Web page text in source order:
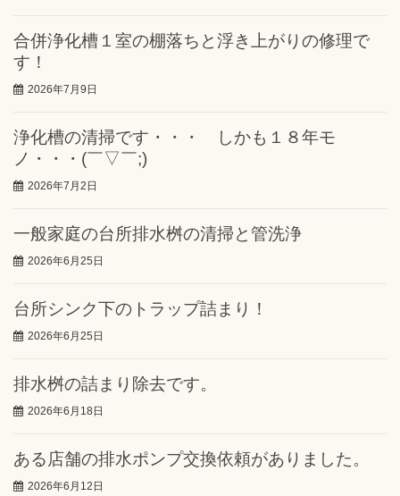
合併浄化槽１室の棚落ちと浮き上がりの修理で
す！
2026年7月9日
浄化槽の清掃です・・・ しかも１８年モ
ノ・・・(￣▽￣;)
2026年7月2日
一般家庭の台所排水桝の清掃と管洗浄
2026年6月25日
台所シンク下のトラップ詰まり！
2026年6月25日
排水桝の詰まり除去です。
2026年6月18日
ある店舗の排水ポンプ交換依頼がありました。
2026年6月12日